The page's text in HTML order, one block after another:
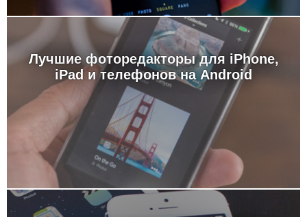
Лучшие фоторедакторы для iPhone,
iPad и телефонов на Android